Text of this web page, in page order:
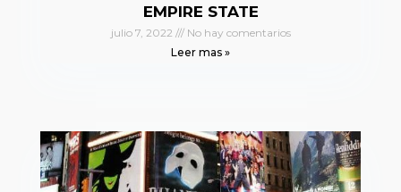
EMPIRE STATE
julio 7, 2022
No hay comentarios
Leer mas »